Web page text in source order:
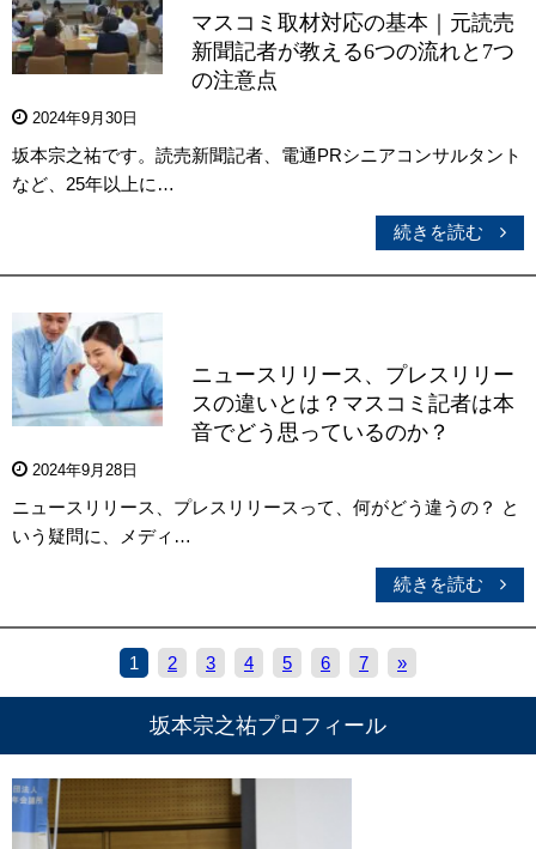
マスコミ取材対応の基本｜元読売
新聞記者が教える6つの流れと7つ
の注意点
2024年9月30日
坂本宗之祐です。読売新聞記者、電通PRシニアコンサルタント
など、25年以上に…
続きを読む
ニュースリリース、プレスリリー
スの違いとは？マスコミ記者は本
音でどう思っているのか？
2024年9月28日
ニュースリリース、プレスリリースって、何がどう違うの？ と
いう疑問に、メディ…
続きを読む
1 2 3 4 5 6 7 »
坂本宗之祐プロフィール